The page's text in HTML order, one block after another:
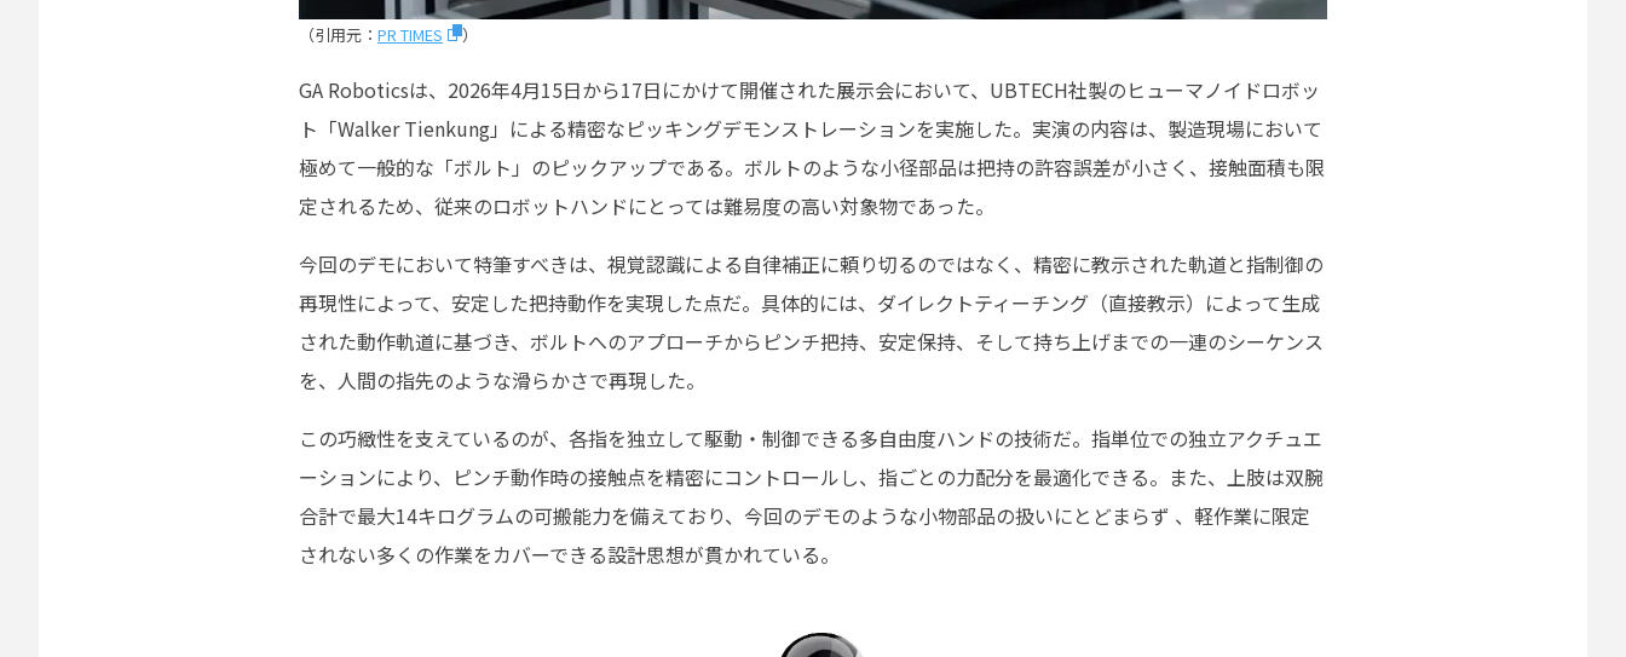
（引用元： PR TIMES ）
GA Roboticsは、2026年4月15日から17日にかけて開催された展示会において、UBTECH社製のヒューマノイドロボッ
ト「Walker Tienkung」による精密なピッキングデモンストレーションを実施した。実演の内容は、製造現場において
極めて一般的な「ボルト」のピックアップである。ボルトのような小径部品は把持の許容誤差が小さく、接触面積も限
定されるため、従来のロボットハンドにとっては難易度の高い対象物であった。
今回のデモにおいて特筆すべきは、視覚認識による自律補正に頼り切るのではなく、精密に教示された軌道と指制御の
再現性によって、安定した把持動作を実現した点だ。具体的には、ダイレクトティーチング（直接教示）によって生成
された動作軌道に基づき、ボルトへのアプローチからピンチ把持、安定保持、そして持ち上げまでの一連のシーケンス
を、人間の指先のような滑らかさで再現した。
この巧緻性を支えているのが、各指を独立して駆動・制御できる多自由度ハンドの技術だ。指単位での独立アクチュエ
ーションにより、ピンチ動作時の接触点を精密にコントロールし、指ごとの力配分を最適化できる。また、上肢は双腕
合計で最大14キログラムの可搬能力を備えており、今回のデモのような小物部品の扱いにとどまらず 、軽作業に限定
されない多くの作業をカバーできる設計思想が貫かれている。